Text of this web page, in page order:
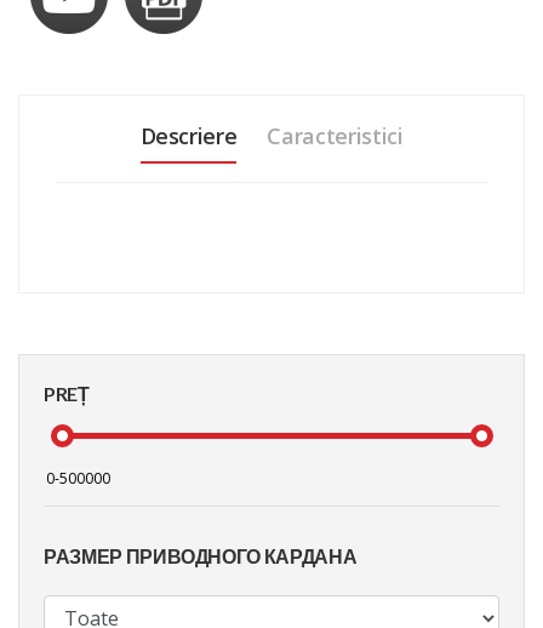
PREȚ
РАЗМЕР ПРИВОДНОГО КАРДАНА
Descriere Caracteristici